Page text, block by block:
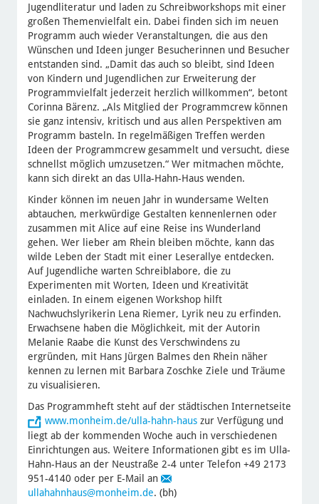
Jugendliteratur und laden zu Schreibworkshops mit einer
großen Themenvielfalt ein. Dabei finden sich im neuen
Programm auch wieder Veranstaltungen, die aus den
Wünschen und Ideen junger Besucherinnen und Besucher
entstanden sind. „Damit das auch so bleibt, sind Ideen
von Kindern und Jugendlichen zur Erweiterung der
Programmvielfalt jederzeit herzlich willkommen“, betont
Corinna Bärenz. „Als Mitglied der Programmcrew können
sie ganz intensiv, kritisch und aus allen Perspektiven am
Programm basteln. In regelmäßigen Treffen werden
Ideen der Programmcrew gesammelt und versucht, diese
schnellst möglich umzusetzen.“ Wer mitmachen möchte,
kann sich direkt an das Ulla-Hahn-Haus wenden.
Kinder können im neuen Jahr in wundersame Welten
abtauchen, merkwürdige Gestalten kennenlernen oder
zusammen mit Alice auf eine Reise ins Wunderland
gehen. Wer lieber am Rhein bleiben möchte, kann das
wilde Leben der Stadt mit einer Leserallye entdecken.
Auf Jugendliche warten Schreiblabore, die zu
Experimenten mit Worten, Ideen und Kreativität
einladen. In einem eigenen Workshop hilft
Nachwuchslyrikerin Lena Riemer, Lyrik neu zu erfinden.
Erwachsene haben die Möglichkeit, mit der Autorin
Melanie Raabe die Kunst des Verschwindens zu
ergründen, mit Hans Jürgen Balmes den Rhein näher
kennen zu lernen mit Barbara Zoschke Ziele und Träume
zu visualisieren.
Das Programmheft steht auf der städtischen Internetseite
www.monheim.de/ulla-hahn-hauszur Verfügung und
liegt ab der kommenden Woche auch in verschiedenen
Einrichtungen aus. Weitere Informationen gibt es im Ulla-
Hahn-Haus an der Neustraße 2-4 unter Telefon +49 2173
951-4140 oder per E-Mail an
ullahahnhaus@monheim.de. (bh)